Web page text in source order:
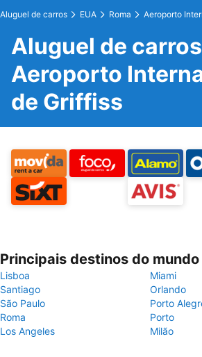
Aluguel de carros EUA Roma Aeroporto
Aluguel de
Aeroporto
de Griffiss
Principais destinos do mundo
Lisboa
Miami
Santiago
Orlando
São Paulo
Porto
Roma
Porto
Los Angeles
Milão